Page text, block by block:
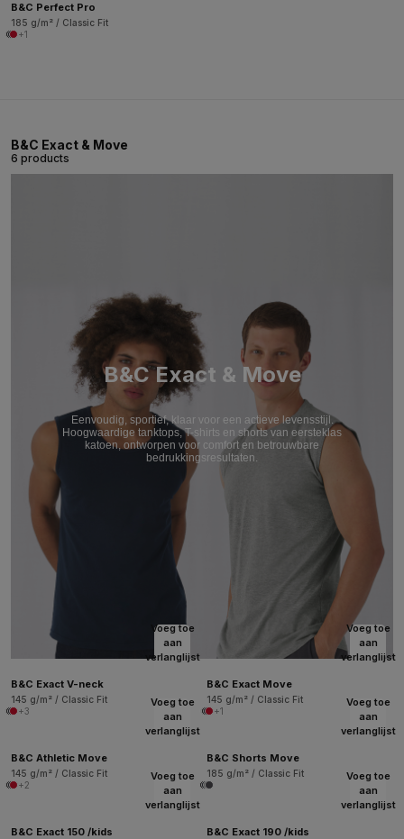
B&C Perfect Pro
185 g/m² / Classic Fit
+1
B&C Exact & Move
6 products
B&C Exact & Move
Eenvoudig, sportief, klaar voor een actieve levensstijl.
Hoogwaardige tanktops, T-shirts en shorts van eersteklas
katoen, ontworpen voor comfort en betrouwbare
bedrukkingsresultaten.
Voeg toe
aan
verlanglijst
B&C Exact V-neck
145 g/m² / Classic Fit
+3
Voeg toe
aan
verlanglijst
B&C Exact Move
145 g/m² / Classic Fit
+1
Voeg toe
aan
verlanglijst
B&C Athletic Move
145 g/m² / Classic Fit
+2
Voeg toe
aan
verlanglijst
B&C Shorts Move
185 g/m² / Classic Fit
Voeg toe
aan
verlanglijst
B&C Exact 150 /kids
Voeg toe
aan
verlanglijst
B&C Exact 190 /kids